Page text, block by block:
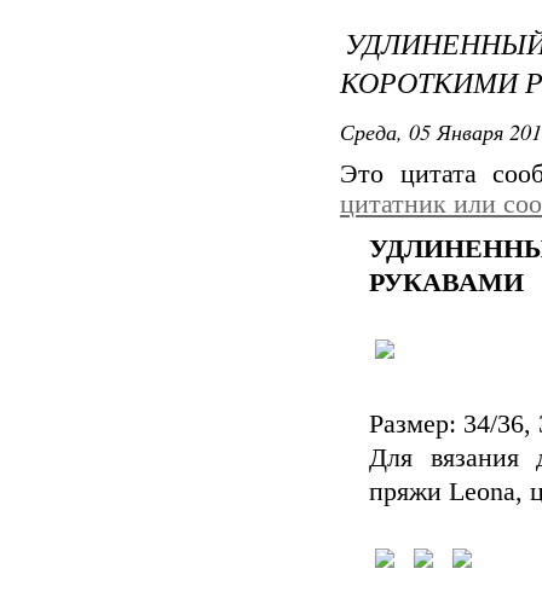
КОРОТКИМИ
Среда, 05 Января
Это цитата
цитатник или
РУКАВАМИ
Размер: 34/36,
Для вязания
пряжи Leona,